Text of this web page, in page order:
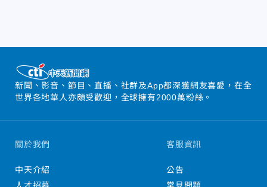
新聞、影音、節目、直播、社群及App都深獲網友喜愛，在全
世界各地華人亦頗受歡迎，全球擁有2000萬粉絲。
關於我們
中天介紹
客服資訊
公告